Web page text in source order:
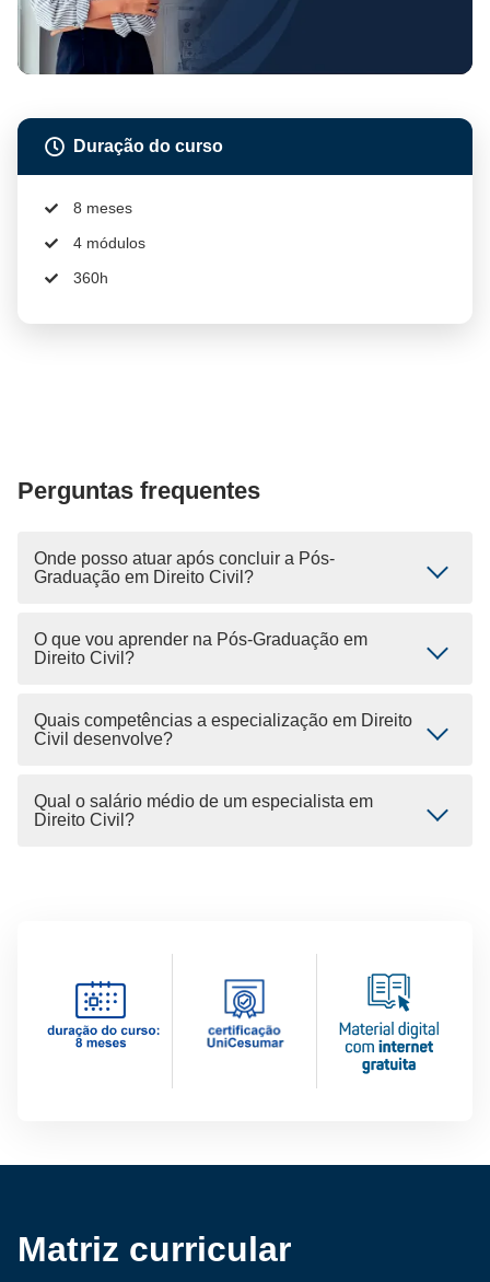
Duração do curso
8 meses
4 módulos
360h
Perguntas frequentes
Onde posso atuar após concluir a Pós-
Graduação em Direito Civil?
O que vou aprender na Pós-Graduação em
Direito Civil?
Quais competências a especialização em Direito
Civil desenvolve?
Qual o salário médio de um especialista em
Direito Civil?
Matriz curricular